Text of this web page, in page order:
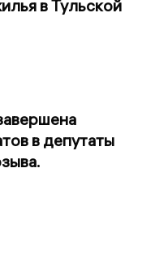
в Тульской
в депутаты